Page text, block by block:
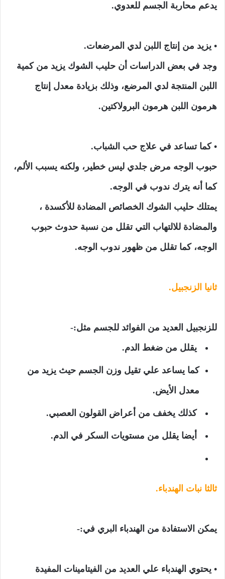
يدعم محاربة الجسم للعدوي.
• يزيد من إنتاج اللبن لدي المرضعات.
وجد في بعض الدراسات أن حليب الشوك يزيد من كمية
اللبن المنتجة لدي المرضع، وذلك بزيادة معدل إنتاج
هرمون اللبن هرمون البرولاكتين.
• كما تساعد في علاج حب الشباب.
حبوب الوجه مرض جلدي ليس خطير، ولكنه يسبب الألم،
كما أنه يترك ندوب في الوجه.
يمتلك حليب الشوك الخصائص المضادة للأكسدة ،
والمضادة للالتهاب التي تقلل من نسبة حدوث حبوب
الوجه، كما تقلل من ظهور ندوب الوجه.
ثانيا الزنجبيل.
للزنجبيل العديد من الفوائد للجسم مثل:-
يقلل من ضغط الدم.
كما يساعد علي تقيل وزن الجسم حيث يزيد من
معدل الأيض.
كذلك يخفف من أعراض القولون العصبي.
أيضا يقلل من مستويات السكر في الدم.
ثالثا نبات الهندباء.
يمكن الاستفادة من الهندباء البري في:-
• يحتوي الهندباء علي العديد من الفيتامينات المفيدة